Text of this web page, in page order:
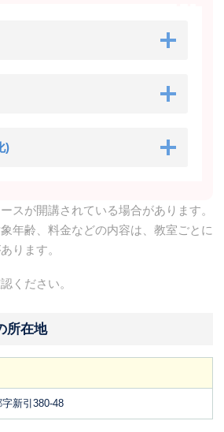
)
スが開講されている場合があります。
年齢、料金などの内容は、教室ごとに
ります。
ください。
所在地
新引380-48